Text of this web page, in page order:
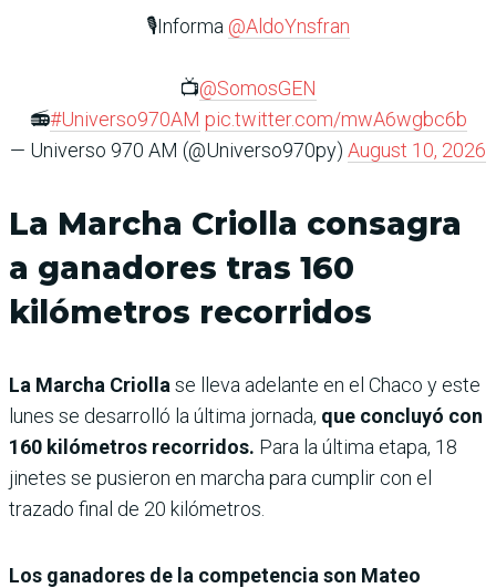
🎙️Informa @AldoYnsfran
📺@SomosGEN
📻#Universo970AM pic.twitter.com/mwA6wgbc6b
— Universo 970 AM (@Universo970py) August 10, 2026
La Marcha Criolla consagra
a ganadores tras 160
kilómetros recorridos
La Marcha Criolla se lleva adelante en el Chaco y este
lunes se desarrolló la última jornada, que concluyó con
160 kilómetros recorridos. Para la última etapa, 18
jinetes se pusieron en marcha para cumplir con el
trazado final de 20 kilómetros.
Los ganadores de la competencia son Mateo